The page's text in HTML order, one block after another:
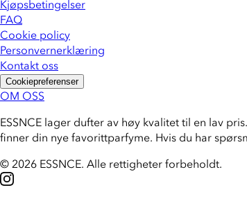
Kjøpsbetingelser
FAQ
Cookie policy
Personvernerklæring
Kontakt oss
Cookiepreferenser
OM OSS
ESSNCE lager dufter av høy kvalitet til en lav
finner din nye favorittparfyme. Hvis du har
© 2026 ESSNCE. Alle rettigheter forbeholdt.